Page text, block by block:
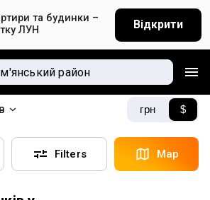
та будинки –
ЛУН
Відкрити
грн $
Filters Map